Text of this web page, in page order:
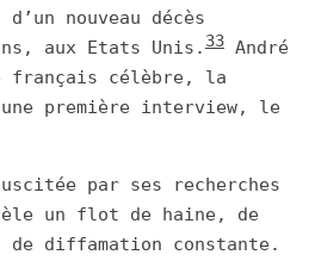
nouveau décès
aux Etats Unis. 33 André
français célèbre, la
première interview, le
par ses recherches
un flot de haine, de
de diffamation constante.